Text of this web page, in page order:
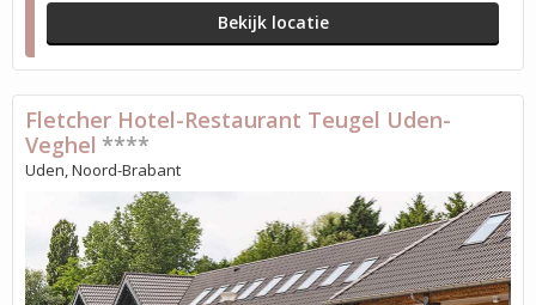
Bekijk locatie
Fletcher Hotel-Restaurant Teugel Uden-
Veghel ****
Uden, Noord-Brabant